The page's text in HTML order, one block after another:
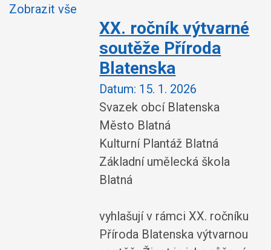
Zobrazit vše
XX. ročník výtvarné
soutěže Příroda
Blatenska
Datum: 15. 1. 2026
Svazek obcí Blatenska
Město Blatná
Kulturní Plantáž Blatná
Základní umělecká škola
Blatná
vyhlašují v rámci XX. ročníku
Příroda Blatenska výtvarnou